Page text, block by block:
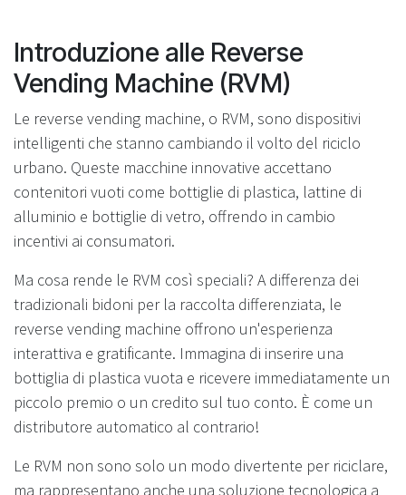
Introduzione alle Reverse
Vending Machine (RVM)
Le reverse vending machine, o RVM, sono dispositivi
intelligenti che stanno cambiando il volto del riciclo
urbano. Queste macchine innovative accettano
contenitori vuoti come bottiglie di plastica, lattine di
alluminio e bottiglie di vetro, offrendo in cambio
incentivi ai consumatori.
Ma cosa rende le RVM così speciali? A differenza dei
tradizionali bidoni per la raccolta differenziata, le
reverse vending machine offrono un'esperienza
interattiva e gratificante. Immagina di inserire una
bottiglia di plastica vuota e ricevere immediatamente un
piccolo premio o un credito sul tuo conto. È come un
distributore automatico al contrario!
Le RVM non sono solo un modo divertente per riciclare,
ma rappresentano anche una soluzione tecnologica a